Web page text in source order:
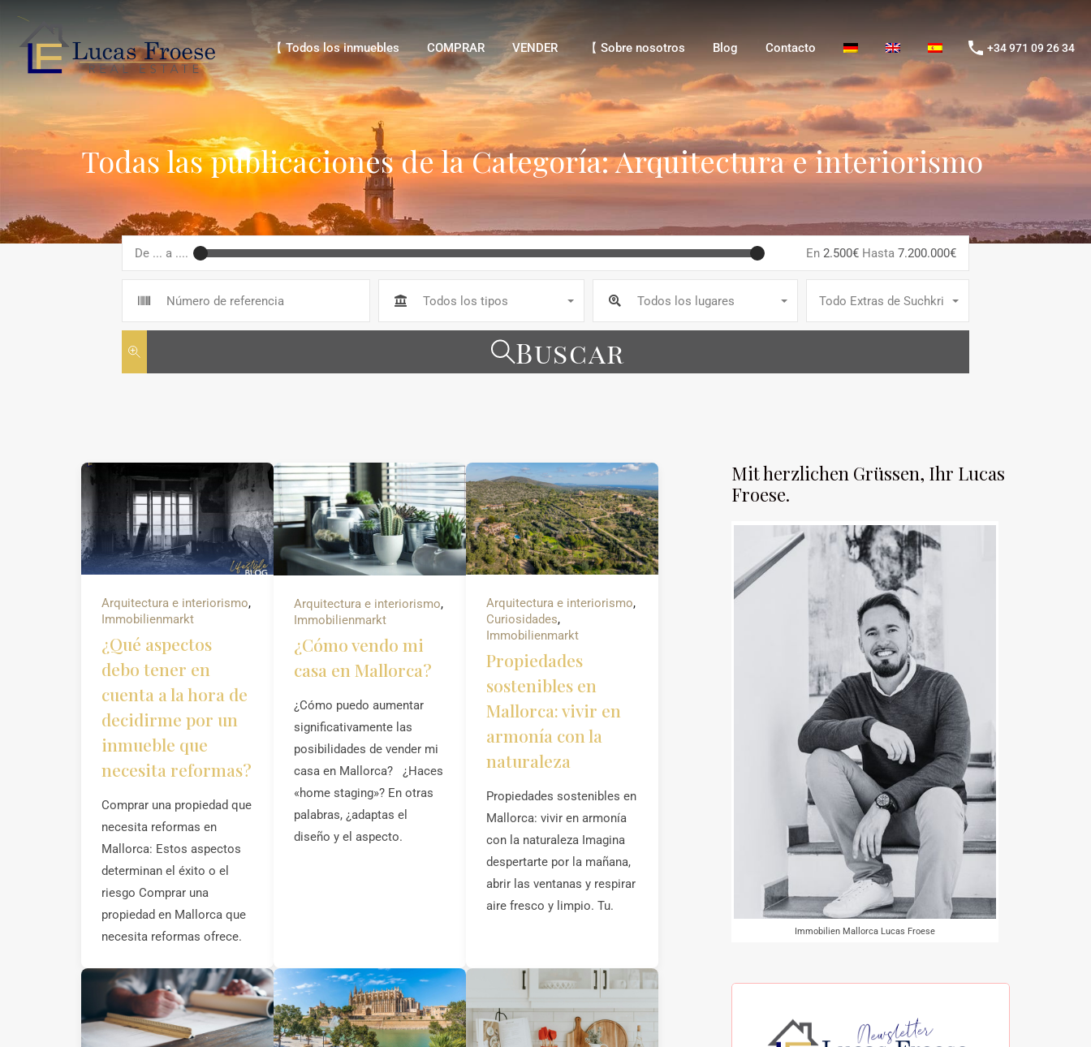
【 Todos los inmuebles VENDER
【 Todos los inmuebles
COMPRAR VENDER 【 Sobre nosotros Blog Contacto +34 971 09 26 34
Todas las publicaciones de la Categoría: Arquitectura e interiorismo
De ... a .... En 2.500€ Hasta 7.200.000€
Todos los tipos Todos los lugares Todo Extras de Suchkriterien
Buscar
Arquitectura e interiorismo,
Immobilienmarkt
¿Qué aspectos
debo tener en
cuenta a la hora de
decidirme por un
inmueble que
necesita reformas?
Comprar una propiedad que
necesita reformas en
Mallorca: Estos aspectos
determinan el éxito o el
riesgo Comprar una
propiedad en Mallorca que
necesita reformas ofrece.
Arquitectura e interiorismo,
Immobilienmarkt
¿Cómo vendo mi
casa en Mallorca?
¿Cómo puedo aumentar
significativamente las
posibilidades de vender mi
casa en Mallorca? ¿Haces
«home staging»? En otras
palabras, ¿adaptas el
diseño y el aspecto.
Arquitectura e interiorismo,
Curiosidades,
Immobilienmarkt
Propiedades
sostenibles en
Mallorca: vivir en
armonía con la
naturaleza
Propiedades sostenibles en
Mallorca: vivir en armonía
con la naturaleza Imagina
despertarte por la mañana,
abrir las ventanas y respirar
aire fresco y limpio. Tu.
Mit herzlichen Grüssen, Ihr Lucas
Froese.
Immobilien Mallorca Lucas Froese